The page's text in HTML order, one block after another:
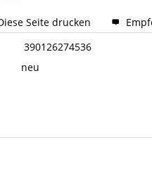
Seite drucken
390126274536
neu